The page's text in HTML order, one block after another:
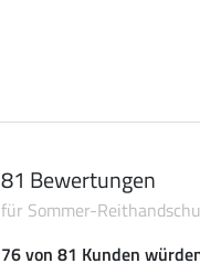
81 Bewertungen
für Sommer-
76 von 81 Kunden